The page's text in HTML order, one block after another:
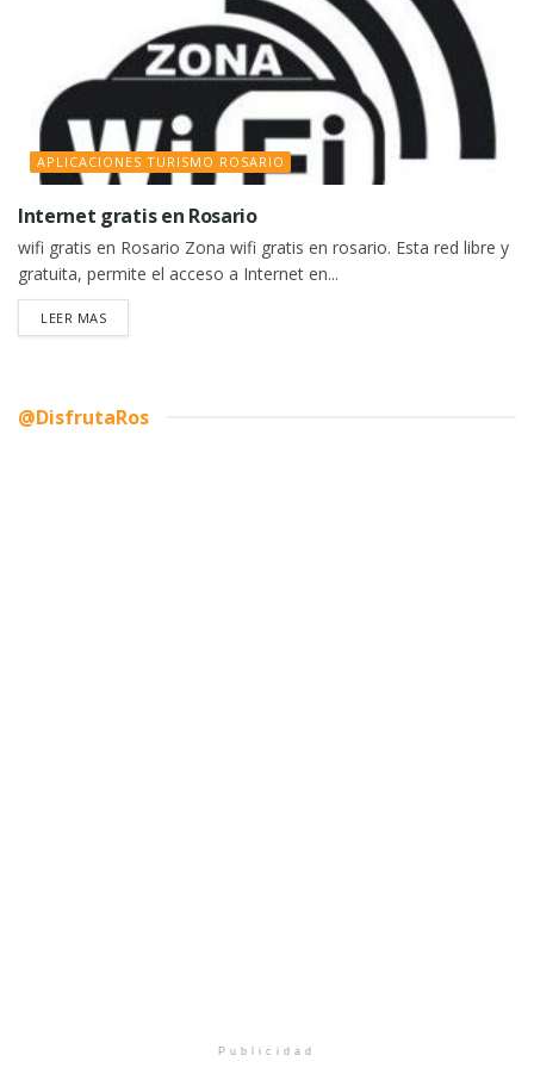
APLICACIONES TURISMO ROSARIO
Internet gratis en Rosario
wifi gratis en Rosario Zona wifi gratis en rosario. Esta red libre y
gratuita, permite el acceso a Internet en...
LEER MASDETAILS
@DisfrutaRos
Publicidad